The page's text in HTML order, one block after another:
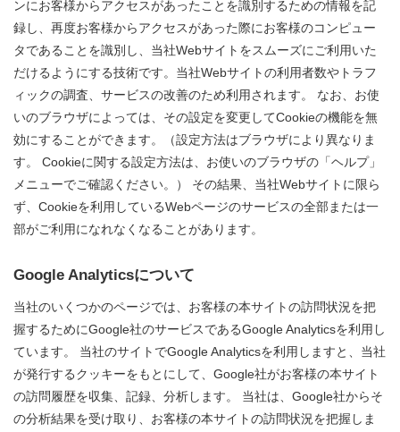
ンにお客様からアクセスがあったことを識別するための情報を記
録し、再度お客様からアクセスがあった際にお客様のコンピュー
タであることを識別し、当社Webサイトをスムーズにご利用いた
だけるようにする技術です。当社Webサイトの利用者数やトラフ
ィックの調査、サービスの改善のため利用されます。 なお、お使
いのブラウザによっては、その設定を変更してCookieの機能を無
効にすることができます。（設定方法はブラウザにより異なりま
す。 Cookieに関する設定方法は、お使いのブラウザの「ヘルプ」
メニューでご確認ください。） その結果、当社Webサイトに限ら
ず、Cookieを利用しているWebページのサービスの全部または一
部がご利用になれなくなることがあります。
Google Analyticsについて
当社のいくつかのページでは、お客様の本サイトの訪問状況を把
握するためにGoogle社のサービスであるGoogle Analyticsを利用し
ています。 当社のサイトでGoogle Analyticsを利用しますと、当社
が発行するクッキーをもとにして、Google社がお客様の本サイト
の訪問履歴を収集、記録、分析します。 当社は、Google社からそ
の分析結果を受け取り、お客様の本サイトの訪問状況を把握しま